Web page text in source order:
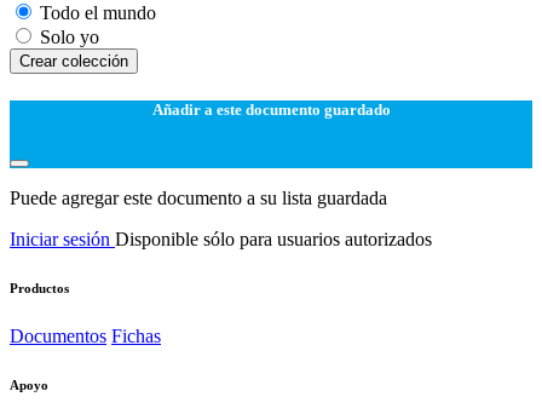
Todo el mundo
Solo yo
Сrear colección
Añadir a este documento guardado
Puede agregar este documento a su lista guardada
Iniciar sesión Disponible sólo para usuarios autorizados
Productos
Documentos Fichas
Apoyo